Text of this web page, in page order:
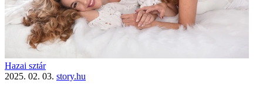
Hazai sztár
2025. 02. 03. story.hu